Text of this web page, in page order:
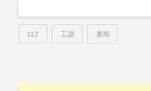
112 工讀 暑期